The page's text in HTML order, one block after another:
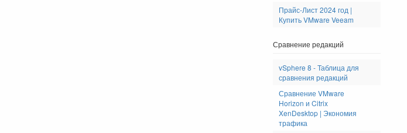
Прайс-Лист 2024 год |
Купить VMware Veeam
Сравнение редакций
vSphere 8 - Таблица для
сравнения редакций
Сравнение VMware
Horizon и Citrix
XenDesktop | Экономия
трафика